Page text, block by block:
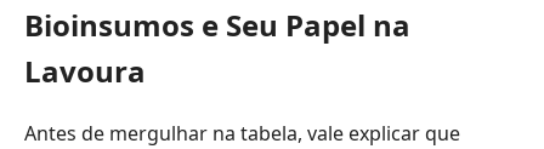
Bioinsumos e Seu Papel na
Lavoura
Antes de mergulhar na tabela, vale explicar que